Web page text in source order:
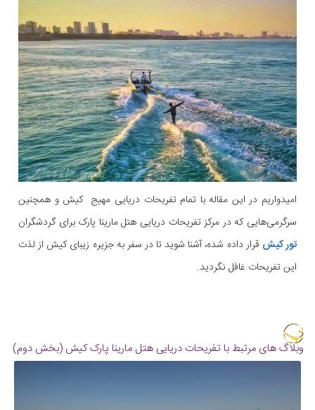
امیدواریم در این مقاله با تمام تفریحات دریایی مهیج کیش و همچنین
سرگرمی‌هایی که در مرکز تفریحات دریایی هتل مارینا پارک برای گردشگران
تور کیش قرار داده شده، آشنا شوید تا در سفر به جزیره زیبای کیش از لذت
این تفریحات غافل نگردید.
وبلاگ های مرتبط با تفریحات دریایی هتل مارینا پارک کیش (بخش دوم)